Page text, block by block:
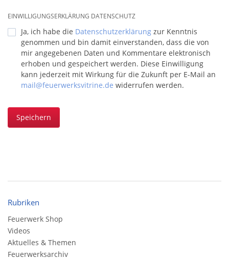
EINWILLIGUNGSERKLÄRUNG DATENSCHUTZ
Ja, ich habe die Datenschutzerklärung zur Kenntnis
genommen und bin damit einverstanden, dass die von
mir angegebenen Daten und Kommentare elektronisch
erhoben und gespeichert werden. Diese Einwilligung
kann jederzeit mit Wirkung für die Zukunft per E-Mail an
mail@feuerwerksvitrine.de widerrufen werden.
Speichern
Rubriken
Feuerwerk Shop
Videos
Aktuelles & Themen
Feuerwerksarchiv